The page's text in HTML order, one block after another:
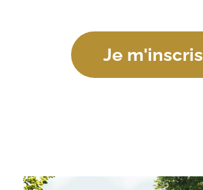
Je m'inscris